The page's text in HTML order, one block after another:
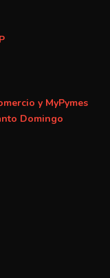
y MyPymes
Domingo